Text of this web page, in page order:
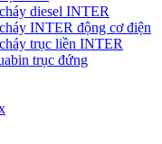
diesel INTER
INTER động cơ điện
trục liền INTER
trục đứng